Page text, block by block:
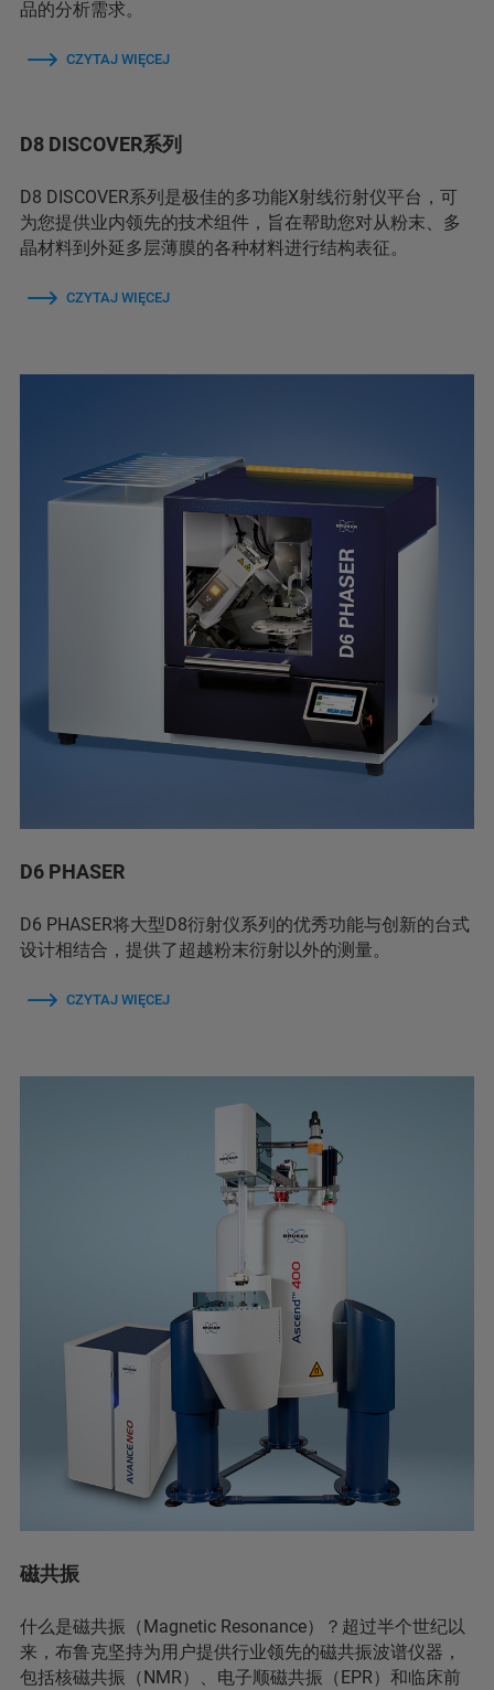
品的分析需求。
CZYTAJ WIĘCEJ
D8 DISCOVER系列
D8 DISCOVER系列是极佳的多功能X射线衍射仪平台，可
为您提供业内领先的技术组件，旨在帮助您对从粉末、多
晶材料到外延多层薄膜的各种材料进行结构表征。
CZYTAJ WIĘCEJ
D6 PHASER
D6 PHASER将大型D8衍射仪系列的优秀功能与创新的台式
设计相结合，提供了超越粉末衍射以外的测量。
CZYTAJ WIĘCEJ
磁共振
什么是磁共振（Magnetic Resonance）？超过半个世纪以
来，布鲁克坚持为用户提供行业领先的磁共振波谱仪器，
包括核磁共振（NMR）、电子顺磁共振（EPR）和临床前